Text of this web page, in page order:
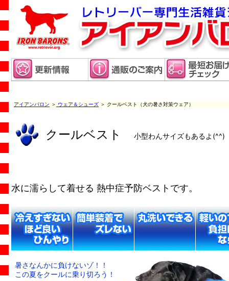
アイアンバロン ＞ ウェア＆シューズ ＞ クールベスト（犬の暑さ対策ウェア）
クールベスト 小型わんサイズもあるよ(^^)
水に濡らして着せる 熱中症予防ベストです。
暑さなんかに負けないゾ！！
この夏をクールに乗り切ろう！